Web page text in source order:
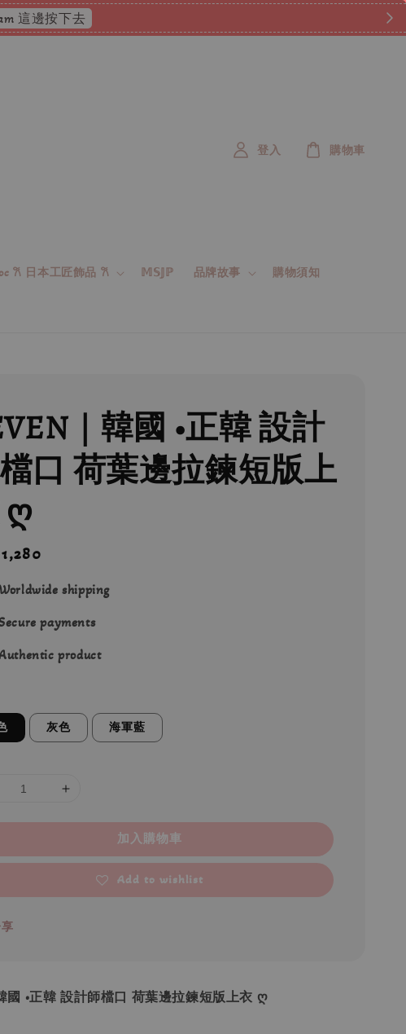
這邊按下去
𐙚 日本工匠飾品 𐙚 𝕄𝕊𝕁ℙ 品牌故事 購物須知
登入 購物車
｜韓國 •正韓 設計
口 荷葉邊拉鍊短版上
ღ
shipping
payments
product
灰色 海軍藍
加入購物車
Add to wishlist
國 •正韓 設計師檔口 荷葉邊拉鍊短版上衣 ღ